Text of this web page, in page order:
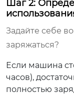
Шаг 2:
Задайте себе
заряжаться?
Если машина
часов),
полностью